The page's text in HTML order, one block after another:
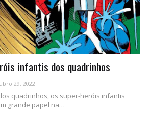
infantis dos quadrinhos
29, 2022
quadrinhos, os super-heróis infantis
grande papel na…